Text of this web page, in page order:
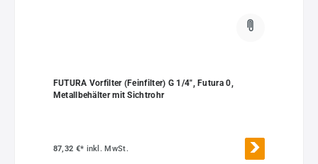
FUTURA Vorfilter (Feinfilter) G 1/4", Futura 0,
Metallbehälter mit Sichtrohr
87,32 €* inkl. MwSt.